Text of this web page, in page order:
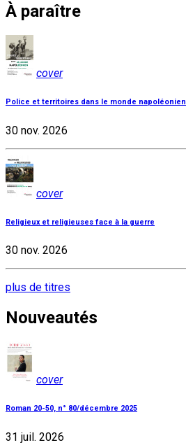
À paraître
cover
Police et territoires dans le monde napoléonien
30 nov. 2026
cover
Religieux et religieuses face à la guerre
30 nov. 2026
plus de titres
Nouveautés
cover
Roman 20-50, n° 80/décembre 2025
31 juil. 2026